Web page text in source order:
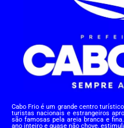
Cabo Frio é um grande centro
turistas nacionais e estrangeiros
são famosas pela areia branca e
ano inteiro e quase não chove,